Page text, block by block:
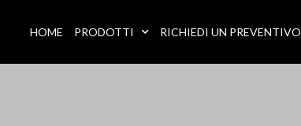
HOME PRODOTTI RICHIEDI UN PREVENTIVO